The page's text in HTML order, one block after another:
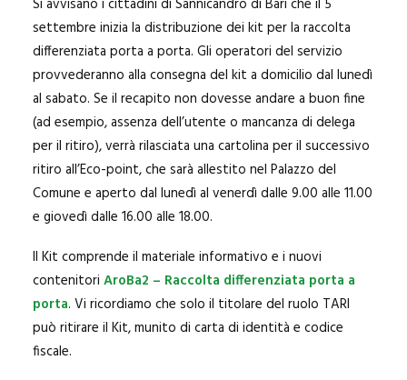
PALO DEL COLLE
MODUGNO
Si avvisano i cittadini di Sannicandro di Bari che il 5
settembre inizia la distribuzione dei kit per la raccolta
differenziata porta a porta. Gli operatori del servizio
provvederanno alla consegna del kit a domicilio dal lunedì
al sabato. Se il recapito non dovesse andare a buon fine
(ad esempio, assenza dell’utente o mancanza di delega
per il ritiro), verrà rilasciata una cartolina per il successivo
ritiro all’Eco-point, che sarà allestito nel Palazzo del
Comune e aperto dal lunedì al venerdì dalle 9.00 alle 11.00
e giovedì dalle 16.00 alle 18.00.
Il Kit comprende il materiale informativo e i nuovi
contenitori AroBa2 – Raccolta differenziata porta a
porta. Vi ricordiamo che solo il titolare del ruolo TARI
può ritirare il Kit, munito di carta di identità e codice
fiscale.